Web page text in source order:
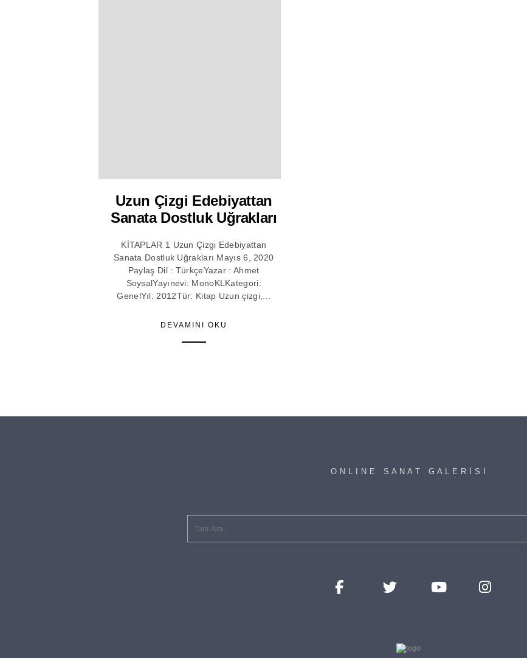
Uzun Çizgi Edebiyattan
Sanata Dostluk Uğrakları
KİTAPLAR 1 Uzun Çizgi Edebiyattan
Sanata Dostluk Uğrakları Mayıs 6, 2020
Paylaş Dil : TürkçeYazar : Ahmet
SoysalYayınevi: MonoKLKategori:
GenelYıl: 2012Tür: Kitap Uzun çizgi,...
DEVAMINI OKU
O N L I N E S A N A T G A L E R İ S İ